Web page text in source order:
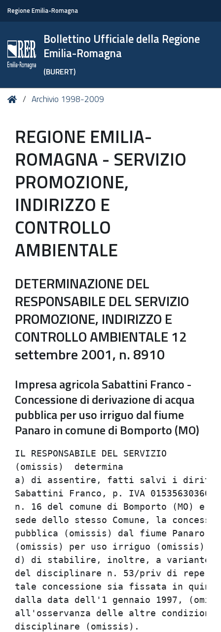
Regione Emilia-Romagna
Bollettino Ufficiale della Regione
Emilia-Romagna
(BURERT)
Tu HomeArchivio 1998-2009
REGIONE EMILIA-
ROMAGNA - SERVIZIO
PROMOZIONE,
INDIRIZZO E
CONTROLLO
AMBIENTALE
DETERMINAZIONE DEL
RESPONSABILE DEL SERVIZIO
PROMOZIONE, INDIRIZZO E
CONTROLLO AMBIENTALE 12
settembre 2001, n. 8910
Impresa agricola Sabattini Franco -
Concessione di derivazione di acqua
pubblica per uso irriguo dal fiume
Panaro in comune di Bomporto (MO)
IL
(omissis)
a) di assentire, fatti salvi i
Sabattini Franco, p. IVA
n. 16 del comune di Bomporto
sede dello stesso Comune, la
pubblica (omissis) dal fiume
(omissis) per
d) di stabilire, inoltre, a
del disciplinare n. 53/priv di
tale concessione sia fissata in
dalla data dell'1 gennaio
all'osservanza delle altre